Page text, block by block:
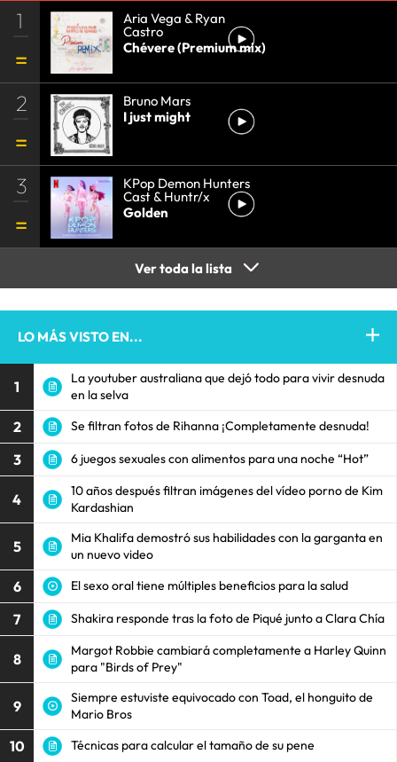
1 Aria Vega & Ryan
Castro
Chévere (Premium mix)
2
Bruno Mars
I just might
3 KPop Demon Hunters
Cast & Huntr/x
Golden
Ver toda la lista
LO MÁS VISTO EN...
1
La youtuber australiana que dejó todo para vivir desnuda
en la selva
2 Se filtran fotos de Rihanna ¡Completamente desnuda!
3 6 juegos sexuales con alimentos para una noche “Hot”
4
10 años después filtran imágenes del vídeo porno de Kim
Kardashian
5
Mia Khalifa demostró sus habilidades con la garganta en
un nuevo video
6 El sexo oral tiene múltiples beneficios para la salud
7 Shakira responde tras la foto de Piqué junto a Clara Chía
8
Margot Robbie cambiará completamente a Harley Quinn
para "Birds of Prey"
9
Siempre estuviste equivocado con Toad, el honguito de
Mario Bros
10 Técnicas para calcular el tamaño de su pene